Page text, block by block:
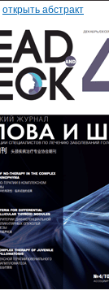
открыть абстракт